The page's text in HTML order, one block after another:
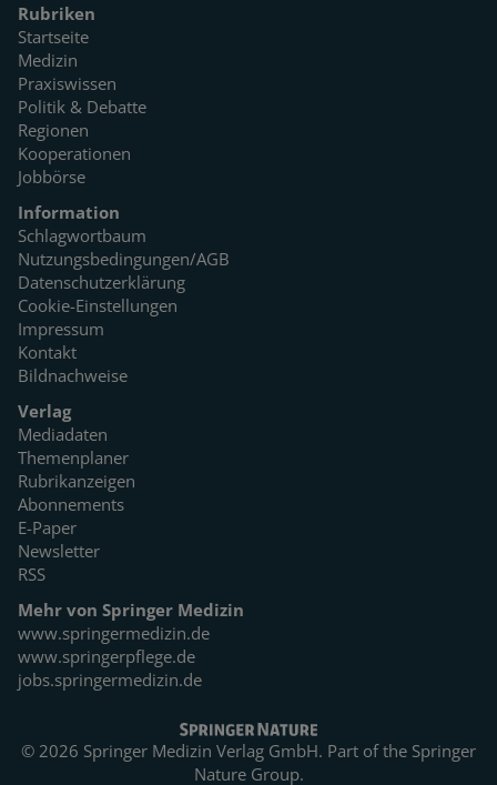
Rubriken
Startseite
Medizin
Praxiswissen
Politik & Debatte
Regionen
Kooperationen
Jobbörse
Information
Schlagwortbaum
Nutzungsbedingungen/AGB
Datenschutzerklärung
Cookie-Einstellungen
Impressum
Kontakt
Bildnachweise
Verlag
Mediadaten
Themenplaner
Rubrikanzeigen
Abonnements
E-Paper
Newsletter
RSS
Mehr von Springer Medizin
www.springermedizin.de
www.springerpflege.de
jobs.springermedizin.de
© 2026 Springer Medizin Verlag GmbH. Part of the Springer
Nature Group.